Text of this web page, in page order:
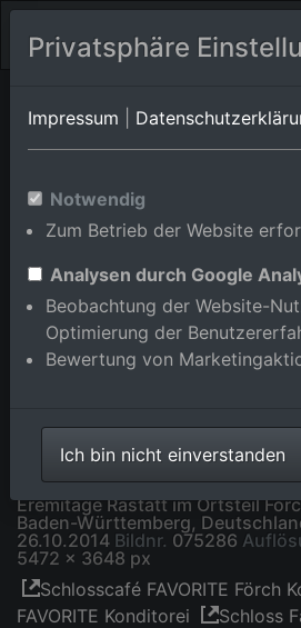
Orts-Album von Rastatt/
Im Shop bestellen
Schloss Favorite Rastatt,
Eremitage Rastatt im Ortsteil
Baden-Württemberg,
26.10.2014 Bildnr. 075286
5472 x 3648 px
Schlosscafé FAVORITE Förch
FAVORITE Konditorei
Schloss
Privatsphäre
Impressum
Notwendig
Zum Betrieb der Website
Analysen durch Google
Beobachtung der Website-
Optimierung der
Bewertung von
Ich bin nicht einverstanden